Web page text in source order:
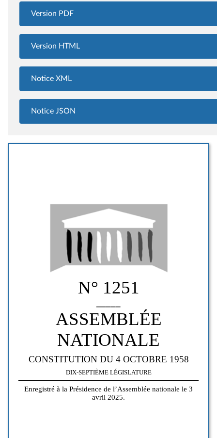
Version PDF
Version HTML
Notice XML
Notice JSON